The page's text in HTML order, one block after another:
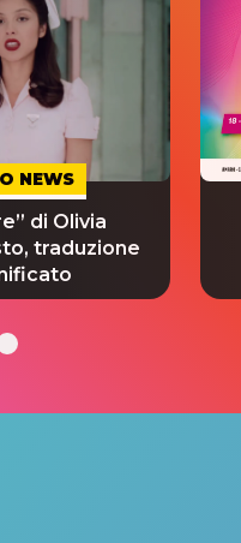
NEWS
di Olivia
traduzione